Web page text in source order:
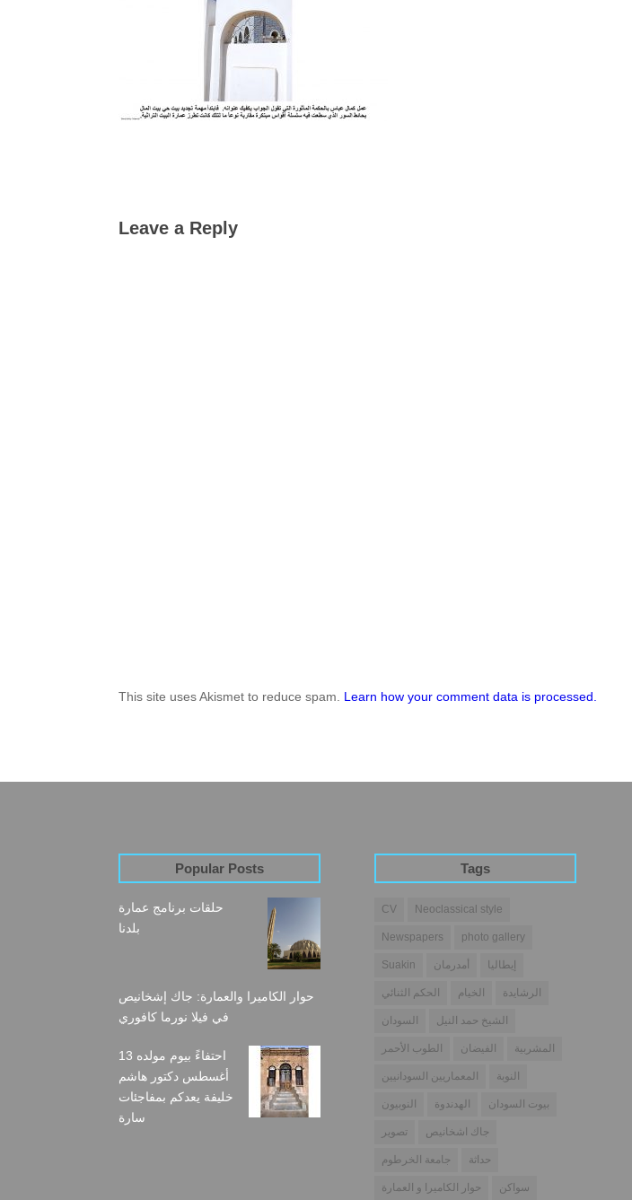
Leave a Reply
This site uses Akismet to reduce spam. Learn how your comment data is processed.
Popular Posts
حلقات برنامج عمارة
بلدنا
حوار الكاميرا والعمارة: جاك إشخانيص
في فيلا نورما كافوري
احتفاءً بيوم مولده 13
أغسطس دكتور هاشم
خليفة يعدكم بمفاجئات
سارة
Tags
CV Neoclassical style
Newspapers photo gallery
Suakin أمدرمان إيطاليا
الحكم الثنائي الخيام الرشايدة
السودان الشيخ حمد النيل
الطوب الأحمر الفيضان المشربية
المعماريين السودانيين النوبة
النوبيون الهدندوة بيوت السودان
تصوير جاك اشخانيص
جامعة الخرطوم حداثة
حوار الكاميرا و العمارة سواكن